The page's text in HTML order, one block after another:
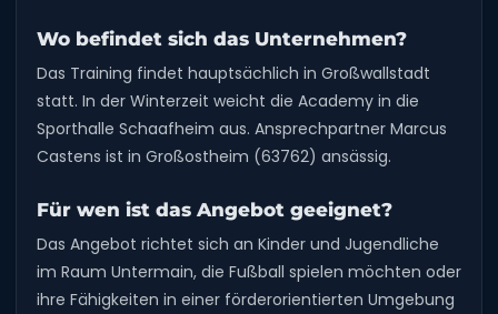
Wo befindet sich das Unternehmen?
Das Training findet hauptsächlich in Großwallstadt
statt. In der Winterzeit weicht die Academy in die
Sporthalle Schaafheim aus. Ansprechpartner Marcus
Castens ist in Großostheim (63762) ansässig.
Für wen ist das Angebot geeignet?
Das Angebot richtet sich an Kinder und Jugendliche
im Raum Untermain, die Fußball spielen möchten oder
ihre Fähigkeiten in einer förderorientierten Umgebung